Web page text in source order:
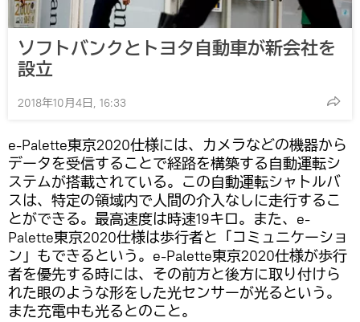
ソフトバンクとトヨタ自動車が新会社を
設立
2018年10月4日, 16:33
e-Palette東京2020仕様には、カメラなどの機器から
データを受信することで経路を構築する自動運転シ
ステムが搭載されている。この自動運転シャトルバ
スは、特定の領域内で人間の介入なしに走行するこ
とができる。最高速度は時速19キロ。また、e-
Palette東京2020仕様は歩行者と「コミュニケーショ
ン」もできるという。e-Palette東京2020仕様が歩行
者を優先する時には、その前方と後方に取り付けら
れた眼のような形をした光センサーが光るという。
また充電中も光るとのこと。